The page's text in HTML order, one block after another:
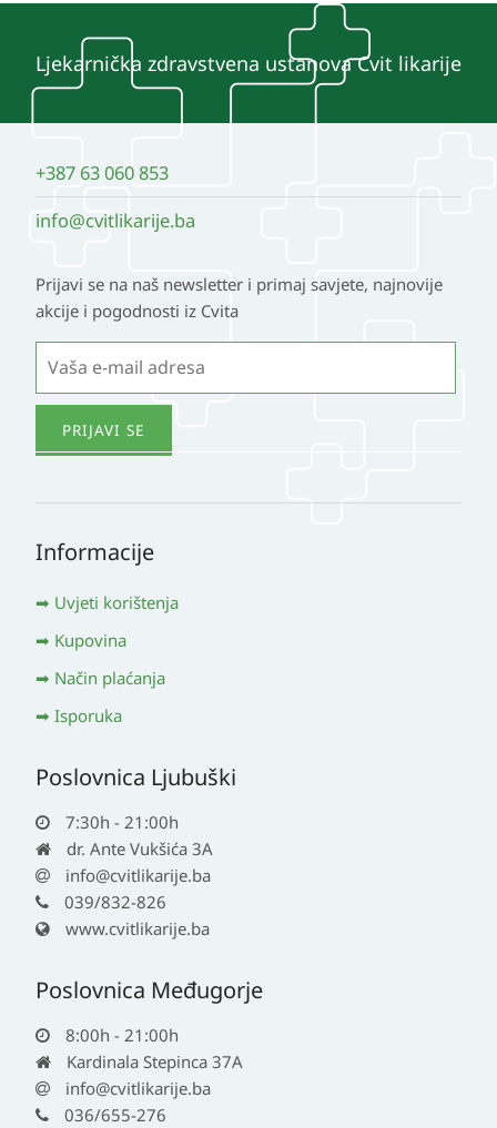
Ljekarnička zdravstvena ustanova Cvit likarije
+387 63 060 853
info@cvitlikarije.ba
Prijavi se na naš newsletter i primaj savjete, najnovije
akcije i pogodnosti iz Cvita
Informacije
Uvjeti korištenja
Kupovina
Način plaćanja
Isporuka
Poslovnica Ljubuški
7:30h - 21:00h
dr. Ante Vukšića 3A
info@cvitlikarije.ba
039/832-826
www.cvitlikarije.ba
Poslovnica Međugorje
8:00h - 21:00h
Kardinala Stepinca 37A
info@cvitlikarije.ba
036/655-276